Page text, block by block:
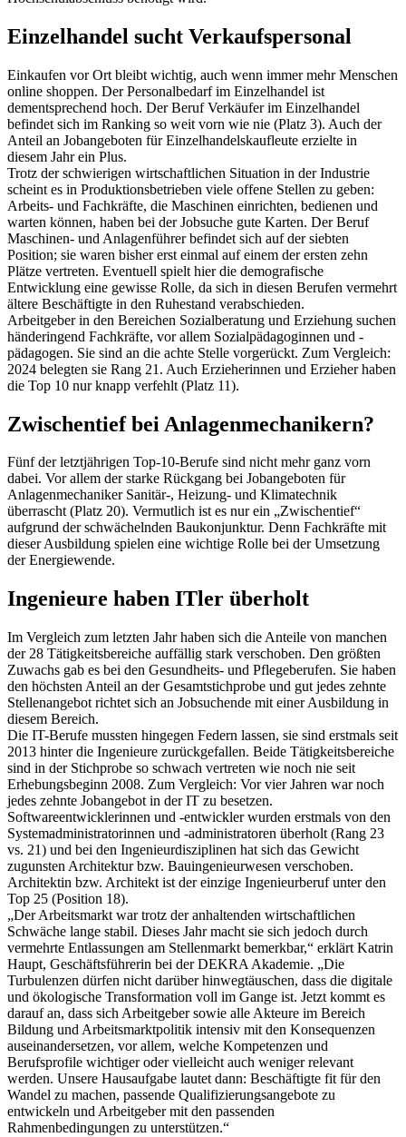
Einzelhandel sucht Verkaufspersonal
Einkaufen vor Ort bleibt wichtig, auch wenn immer mehr Menschen
online shoppen. Der Personalbedarf im Einzelhandel ist
dementsprechend hoch. Der Beruf Verkäufer im Einzelhandel
befindet sich im Ranking so weit vorn wie nie (Platz 3). Auch der
Anteil an Jobangeboten für Einzelhandelskaufleute erzielte in
diesem Jahr ein Plus.
Trotz der schwierigen wirtschaftlichen Situation in der Industrie
scheint es in Produktionsbetrieben viele offene Stellen zu geben:
Arbeits- und Fachkräfte, die Maschinen einrichten, bedienen und
warten können, haben bei der Jobsuche gute Karten. Der Beruf
Maschinen- und Anlagenführer befindet sich auf der siebten
Position; sie waren bisher erst einmal auf einem der ersten zehn
Plätze vertreten. Eventuell spielt hier die demografische
Entwicklung eine gewisse Rolle, da sich in diesen Berufen vermehrt
ältere Beschäftigte in den Ruhestand verabschieden.
Arbeitgeber in den Bereichen Sozialberatung und Erziehung suchen
händeringend Fachkräfte, vor allem Sozialpädagoginnen und -
pädagogen. Sie sind an die achte Stelle vorgerückt. Zum Vergleich:
2024 belegten sie Rang 21. Auch Erzieherinnen und Erzieher haben
die Top 10 nur knapp verfehlt (Platz 11).
Zwischentief bei Anlagenmechanikern?
Fünf der letztjährigen Top-10-Berufe sind nicht mehr ganz vorn
dabei. Vor allem der starke Rückgang bei Jobangeboten für
Anlagenmechaniker Sanitär-, Heizung- und Klimatechnik
überrascht (Platz 20). Vermutlich ist es nur ein „Zwischentief“
aufgrund der schwächelnden Baukonjunktur. Denn Fachkräfte mit
dieser Ausbildung spielen eine wichtige Rolle bei der Umsetzung
der Energiewende.
Ingenieure haben ITler überholt
Im Vergleich zum letzten Jahr haben sich die Anteile von manchen
der 28 Tätigkeitsbereiche auffällig stark verschoben. Den größten
Zuwachs gab es bei den Gesundheits- und Pflegeberufen. Sie haben
den höchsten Anteil an der Gesamtstichprobe und gut jedes zehnte
Stellenangebot richtet sich an Jobsuchende mit einer Ausbildung in
diesem Bereich.
Die IT-Berufe mussten hingegen Federn lassen, sie sind erstmals seit
2013 hinter die Ingenieure zurückgefallen. Beide Tätigkeitsbereiche
sind in der Stichprobe so schwach vertreten wie noch nie seit
Erhebungsbeginn 2008. Zum Vergleich: Vor vier Jahren war noch
jedes zehnte Jobangebot in der IT zu besetzen.
Softwareentwicklerinnen und -entwickler wurden erstmals von den
Systemadministratorinnen und -administratoren überholt (Rang 23
vs. 21) und bei den Ingenieurdisziplinen hat sich das Gewicht
zugunsten Architektur bzw. Bauingenieurwesen verschoben.
Architektin bzw. Architekt ist der einzige Ingenieurberuf unter den
Top 25 (Position 18).
„Der Arbeitsmarkt war trotz der anhaltenden wirtschaftlichen
Schwäche lange stabil. Dieses Jahr macht sie sich jedoch durch
vermehrte Entlassungen am Stellenmarkt bemerkbar,“ erklärt Katrin
Haupt, Geschäftsführerin bei der DEKRA Akademie. „Die
Turbulenzen dürfen nicht darüber hinwegtäuschen, dass die digitale
und ökologische Transformation voll im Gange ist. Jetzt kommt es
darauf an, dass sich Arbeitgeber sowie alle Akteure im Bereich
Bildung und Arbeitsmarktpolitik intensiv mit den Konsequenzen
auseinandersetzen, vor allem, welche Kompetenzen und
Berufsprofile wichtiger oder vielleicht auch weniger relevant
werden. Unsere Hausaufgabe lautet dann: Beschäftigte fit für den
Wandel zu machen, passende Qualifizierungsangebote zu
entwickeln und Arbeitgeber mit den passenden
Rahmenbedingungen zu unterstützen.“